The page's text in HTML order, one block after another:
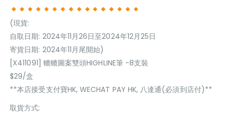
(現貨:
自取日期: 2024年11月26日至2024年12月25日
寄貨日期: 2024年11月尾開始)
[X411091] 轆轆圖案雙頭HIGHLINE筆 -8支裝
$29/盒
**本店接受支付寶HK, WECHAT PAY HK, 八達通(必須到店付)**
取貨方式: